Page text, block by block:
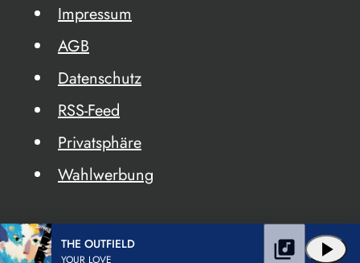
Impressum
AGB
Datenschutz
RSS-Feed
Privatsphäre
Wahlwerbung
THE OUTFIELD
YOUR LOVE play_arrow
library_music